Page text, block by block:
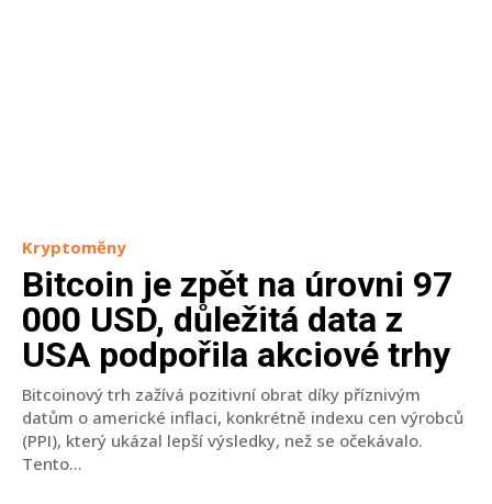
Kryptoměny
Bitcoin je zpět na úrovni 97
000 USD, důležitá data z
USA podpořila akciové trhy
Bitcoinový trh zažívá pozitivní obrat díky příznivým
datům o americké inflaci, konkrétně indexu cen výrobců
(PPI), který ukázal lepší výsledky, než se očekávalo.
Tento...